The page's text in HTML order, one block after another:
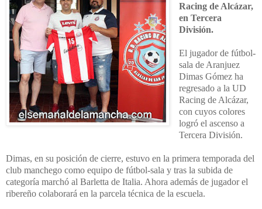
Racing de Alcázar,
en Tercera
División.
El jugador de fútbol-
sala de Aranjuez
Dimas Gómez ha
regresado a la UD
Racing de Alcázar,
con cuyos colores
logró el ascenso a
Tercera División.
Dimas, en su posición de cierre, estuvo en la primera temporada del
club manchego como equipo de fútbol-sala y tras la subida de
categoría marchó al Barletta de Italia. Ahora además de jugador el
ribereño colaborará en la parcela técnica de la escuela.